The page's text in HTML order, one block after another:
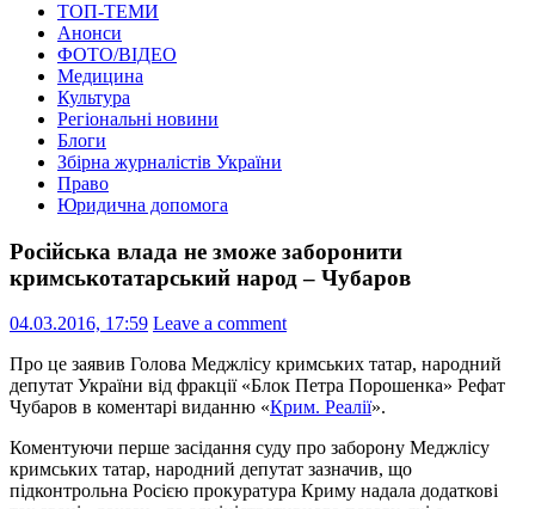
ТОП-ТЕМИ
Анонси
ФОТО/ВІДЕО
Медицина
Культура
Регіональні новини
Блоги
Збірна журналістів України
Право
Юридична допомога
Російська влада не зможе заборонити
кримськотатарський народ – Чубаров
04.03.2016, 17:59 Leave a comment
Про це заявив Голова Меджлісу кримських татар, народний
депутат України від фракції «Блок Петра Порошенка» Рефат
Чубаров в коментарі виданню «Крим. Реалії».
Коментуючи перше засідання суду про заборону Меджлісу
кримських татар, народний депутат зазначив, що
підконтрольна Росією прокуратура Криму надала додаткові